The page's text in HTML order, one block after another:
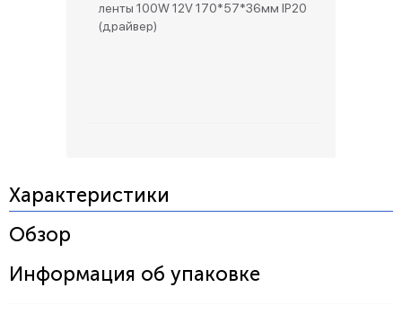
ленты 100W 12V 170*57*36мм IP20
(драйвер)
Характеристики
Обзор
Информация об упаковке